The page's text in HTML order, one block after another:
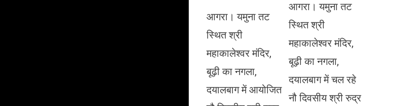
आगरा। यमुना तट
स्थित श्री
महाकालेश्वर मंदिर,
बूढ़ी का नगला,
दयालबाग में आयोजित
आगरा। यमुना तट
स्थित श्री
महाकालेश्वर मंदिर,
बूढ़ी का नगला,
दयालबाग में चल रहे
नौ दिवसीय श्री रुद्र